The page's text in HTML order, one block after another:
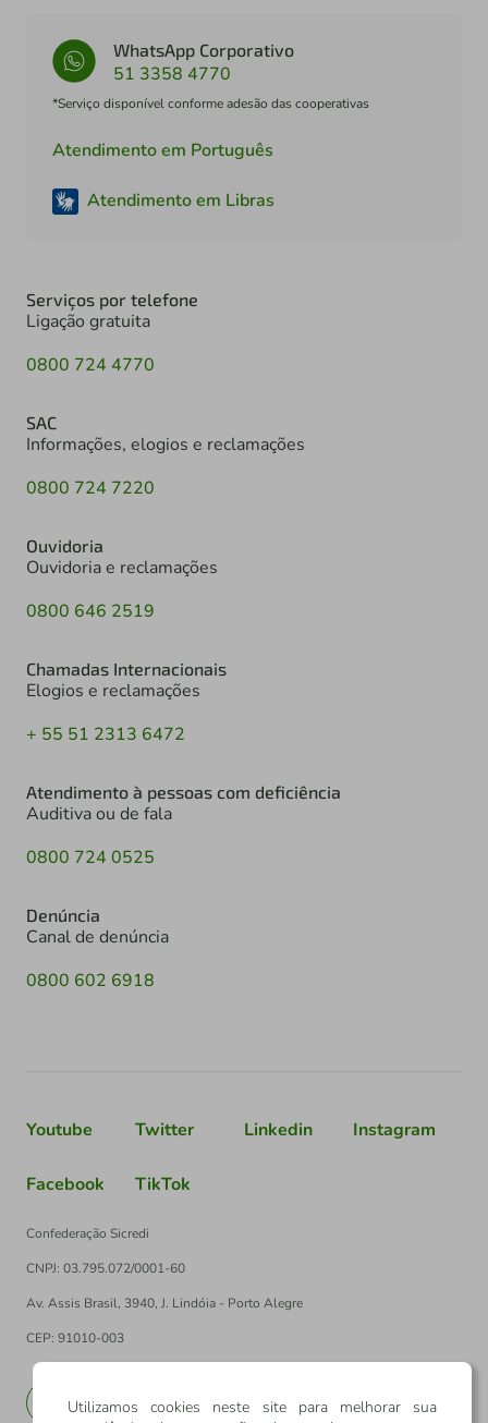
WhatsApp Corporativo
51 3358 4770
*Serviço disponível conforme adesão das cooperativas
Atendimento em Português
Atendimento em Libras
Serviços por telefone
Ligação gratuita
0800 724 4770
SAC
Informações, elogios e reclamações
0800 724 7220
Ouvidoria
Ouvidoria e reclamações
0800 646 2519
Chamadas Internacionais
Elogios e reclamações
+ 55 51 2313 6472
Atendimento à pessoas com deficiência
Auditiva ou de fala
0800 724 0525
Denúncia
Canal de denúncia
0800 602 6918
Youtube Twitter Linkedin Instagram
Facebook TikTok
Confederação Sicredi
CNPJ: 03.795.072/0001-60
Av. Assis Brasil, 3940, J. Lindóia - Porto Alegre
CEP: 91010-003
EN
Utilizamos cookies neste site para melhorar sua